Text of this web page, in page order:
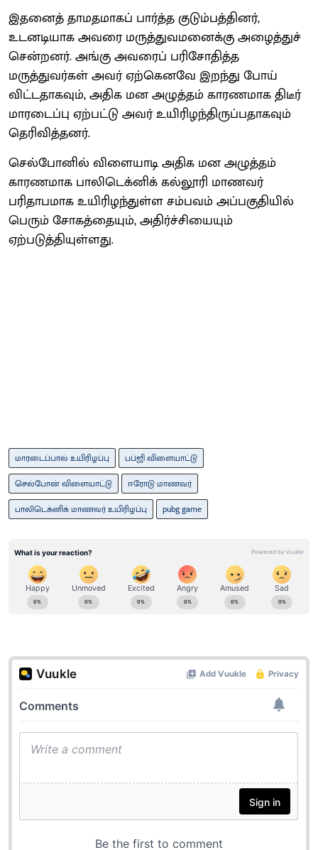
இதனைத் தாமதமாகப் பார்த்த குடும்பத்தினர்,
உடனடியாக அவரை மருத்துவமனைக்கு அழைத்துச்
சென்றனர். அங்கு அவரைப் பரிசோதித்த
மருத்துவர்கள் அவர் ஏற்கெனவே இறந்து போய்
விட்டதாகவும், அதிக மன அழுத்தம் காரணமாக திடீர்
மாரடைப்பு ஏற்பட்டு அவர் உயிரிழந்திருப்பதாகவும்
தெரிவித்தனர்.
செல்போனில் விளையாடி அதிக மன அழுத்தம்
காரணமாக பாலிடெக்னிக் கல்லூரி மாணவர்
பரிதாபமாக உயிரிழந்துள்ள சம்பவம் அப்பகுதியில்
பெரும் சோகத்தையும், அதிர்ச்சியையும்
ஏற்படுத்தியுள்ளது.
மாரடைப்பால் உயிரிழப்பு
பப்ஜி விளையாட்டு
செல்போன் விளையாட்டு
ஈரோடு மாணவர்
பாலிடெக்னிக் மாணவர் உயிரிழப்பு
pubg game